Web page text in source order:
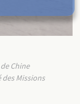
Chine
Missions